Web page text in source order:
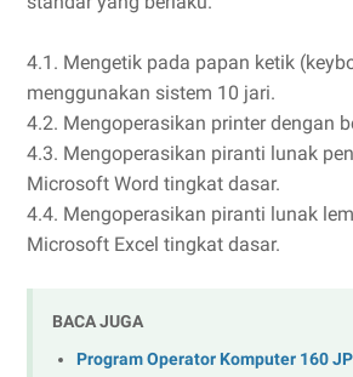
4.1. Mengetik pada papan ketik
menggunakan sistem 10 jari.
4.2. Mengoperasikan printer dengan
4.3. Mengoperasikan piranti lunak
Microsoft Word tingkat dasar.
4.4. Mengoperasikan piranti lunak
Microsoft Excel tingkat dasar.
BACA JUGA
Program Operator Komputer 160